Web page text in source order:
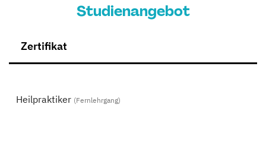
Studienangebot
Zertifikat
Heilpraktiker (Fernlehrgang)